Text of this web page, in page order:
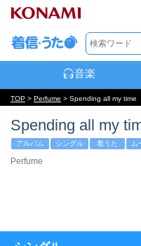
音楽
TOP > Perfume > Spending all my time
Spending all my
アルバム シングル 着うた ム
Perfume